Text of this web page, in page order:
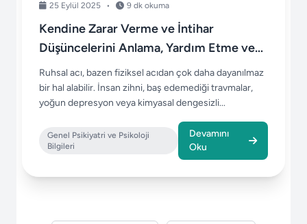
25 Eylül 2025 • 9 dk okuma
Kendine Zarar Verme ve İntihar
Düşüncelerini Anlama, Yardım Etme ve
Acil Durum Rehberi
Ruhsal acı, bazen fiziksel acıdan çok daha dayanılmaz
bir hal alabilir. İnsan zihni, baş edemediği travmalar,
yoğun depresyon veya kimyasal dengesizli...
Genel Psikiyatri ve Psikoloji
Bilgileri
Devamını
Oku